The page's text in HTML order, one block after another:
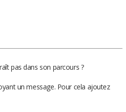
pas dans son parcours ?
un message. Pour cela ajoutez